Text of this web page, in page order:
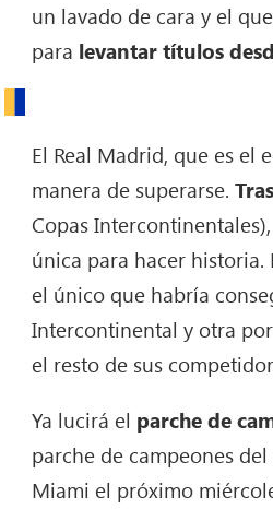
un lavado de cara y el
para levantar títulos
El Real Madrid, que es el
manera de superarse.
Copas
única para hacer
el único que habría
Intercontinental y otra
el resto de sus
Ya lucirá el parche de
parche de campeones
Miami el próximo